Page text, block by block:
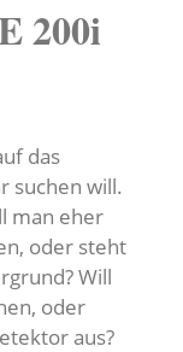
200i
das
suchen will.
man eher
oder steht
Will
oder
aus?